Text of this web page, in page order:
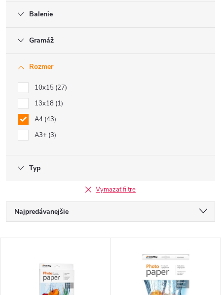
Balenie
Gramáž
Rozmer
10x15 27
13x18 1
A4 43
A3+ 3
Typ
Vymazať filtre
R
a
Najpredávanejšie
Abecedne